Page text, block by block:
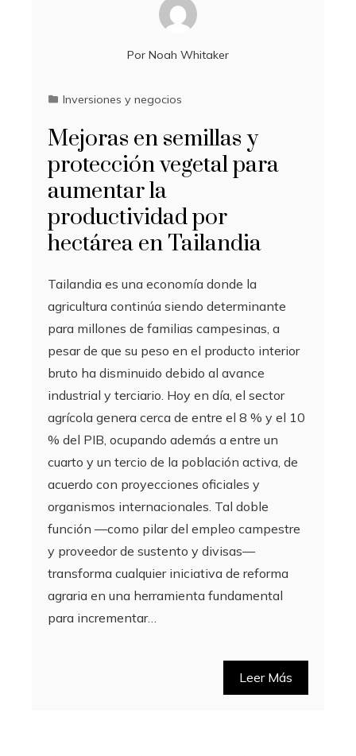
Por Noah Whitaker
Inversiones y negocios
Mejoras en semillas y
protección vegetal para
aumentar la
productividad por
hectárea en Tailandia
Tailandia es una economía donde la
agricultura continúa siendo determinante
para millones de familias campesinas, a
pesar de que su peso en el producto interior
bruto ha disminuido debido al avance
industrial y terciario. Hoy en día, el sector
agrícola genera cerca de entre el 8 % y el 10
% del PIB, ocupando además a entre un
cuarto y un tercio de la población activa, de
acuerdo con proyecciones oficiales y
organismos internacionales. Tal doble
función —como pilar del empleo campestre
y proveedor de sustento y divisas—
transforma cualquier iniciativa de reforma
agraria en una herramienta fundamental
para incrementar…
Leer Más